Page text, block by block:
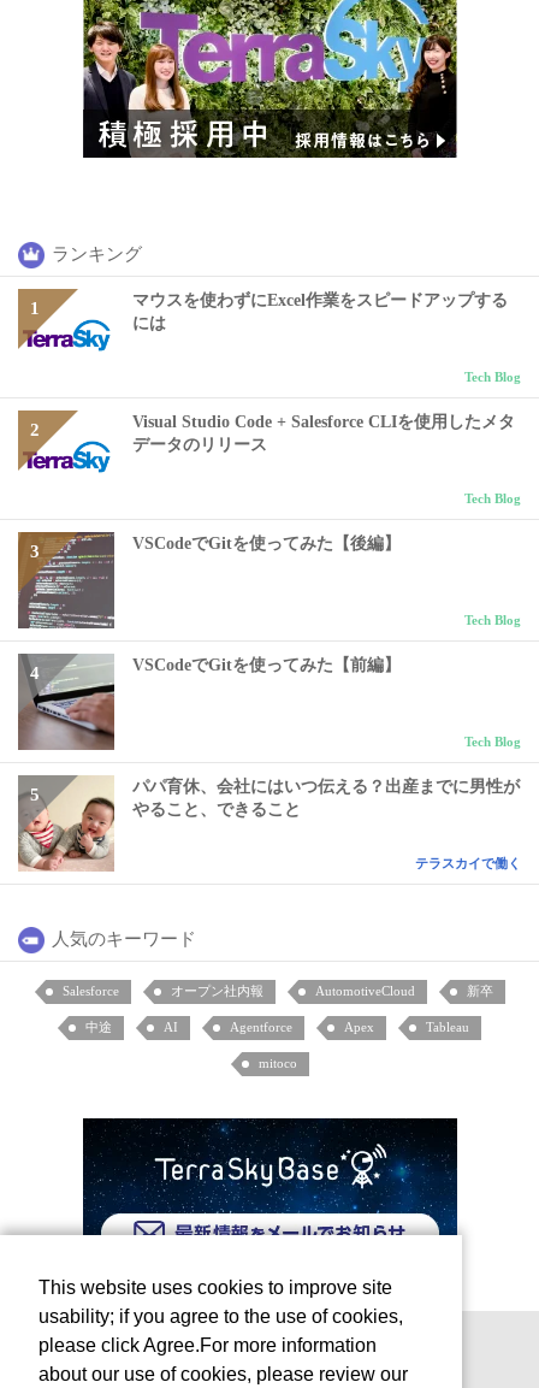
ランキング
マウスを使わずにExcel作業をスピードアップする
には
Tech Blog
Visual Studio Code + Salesforce CLIを使用したメタ
データのリリース
Tech Blog
VSCodeでGitを使ってみた【後編】
Tech Blog
VSCodeでGitを使ってみた【前編】
Tech Blog
パパ育休、会社にはいつ伝える？出産までに男性が
やること、できること
テラスカイで働く
人気のキーワード
Salesforce オープン社内報 AutomotiveCloud 新卒
中途 AI Agentforce Apex Tableau
mitoco
This website uses cookies to improve site
usability; if you agree to the use of cookies,
please click Agree.For more information
about our use of cookies, please review our